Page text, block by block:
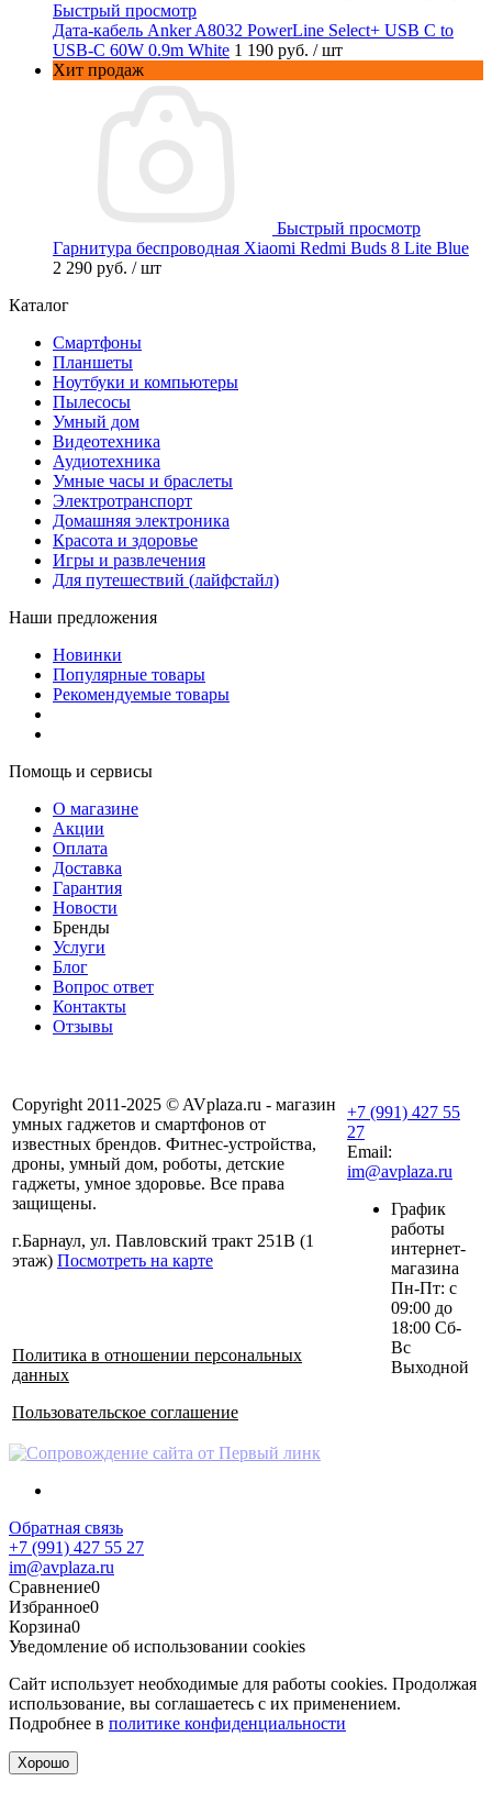
Быстрый просмотр
Дата-кабель Anker A8032 PowerLine Select+ USB C to
USB-C 60W 0.9m White 1 190 руб. / шт
Хит продаж
Быстрый просмотр
Гарнитура беспроводная Xiaomi Redmi Buds 8 Lite Blue
2 290 руб. / шт
Каталог
Смартфоны
Планшеты
Ноутбуки и компьютеры
Пылесосы
Умный дом
Видеотехника
Аудиотехника
Умные часы и браслеты
Электротранспорт
Домашняя электроника
Красота и здоровье
Игры и развлечения
Для путешествий (лайфстайл)
Наши предложения
Новинки
Популярные товары
Рекомендуемые товары
Помощь и сервисы
О магазине
Акции
Оплата
Доставка
Гарантия
Новости
Бренды
Услуги
Блог
Вопрос ответ
Контакты
Отзывы
Copyright 2011-2025 © AVplaza.ru - магазин
умных гаджетов и смартфонов от
известных брендов. Фитнес-устройства,
дроны, умный дом, роботы, детские
гаджеты, умное здоровье. Все права
защищены.
г.Барнаул, ул. Павловский тракт 251В (1
этаж) Посмотреть на карте
Политика в отношении персональных
данных
Пользовательское соглашение
+7 (991) 427 55
27
Email:
im@avplaza.ru
График
работы
интернет-
магазина
Пн-Пт: с
09:00 до
18:00 Сб-
Вс
Выходной
Обратная связь
+7 (991) 427 55 27
im@avplaza.ru
Сравнение0
Избранное0
Корзина0
Уведомление об использовании cookies
Сайт использует необходимые для работы cookies. Продолжая
использование, вы соглашаетесь с их применением.
Подробнее в политике конфиденциальности
Хорошо